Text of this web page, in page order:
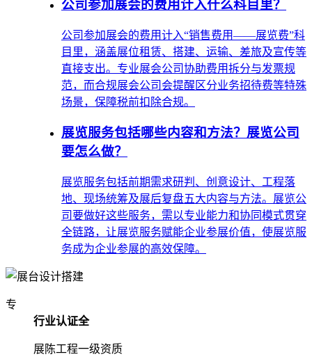
公司参加展会的费用计入什么科目里？
公司参加展会的费用计入“销售费用——展览费”科
目里，涵盖展位租赁、搭建、运输、差旅及宣传等
直接支出。专业展会公司协助费用拆分与发票规
范，而合规展会公司会提醒区分业务招待费等特殊
场景，保障税前扣除合规。
展览服务包括哪些内容和方法？展览公司
要怎么做？
展览服务包括前期需求研判、创意设计、工程落
地、现场统筹及展后复盘五大内容与方法。展览公
司要做好这些服务，需以专业能力和协同模式贯穿
全链路，让展览服务赋能企业参展价值，使展览服
务成为企业参展的高效保障。
专
行业认证全
展陈工程一级资质